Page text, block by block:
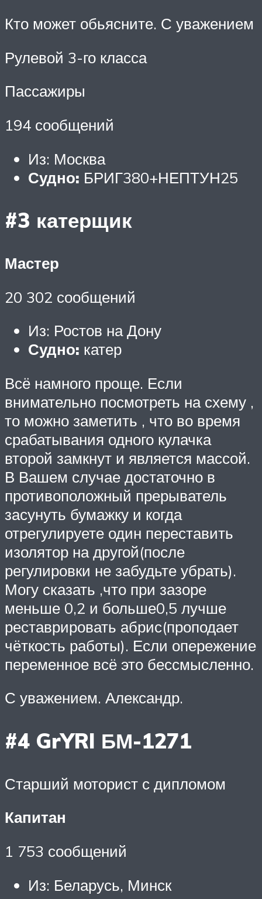
Кто может обьясните. С уважением
Рулевой 3-го класса
Пассажиры
194 сообщений
Из: Москва
Судно: БРИГ380+НЕПТУН25
#3 катерщик
Мастер
20 302 сообщений
Из: Ростов на Дону
Судно: катер
Всё намного проще. Если
внимательно посмотреть на схему ,
то можно заметить , что во время
срабатывания одного кулачка
второй замкнут и является массой.
В Вашем случае достаточно в
противоположный прерыватель
засунуть бумажку и когда
отрегулируете один переставить
изолятор на другой(после
регулировки не забудьте убрать).
Могу сказать ,что при зазоре
меньше 0,2 и больше0,5 лучше
реставрировать абрис(проподает
чёткость работы). Если опережение
переменное всё это бессмысленно.
С уважением. Александр.
#4 GrYRI БМ-1271
Старший моторист с дипломом
Капитан
1 753 сообщений
Из: Беларусь, Минск